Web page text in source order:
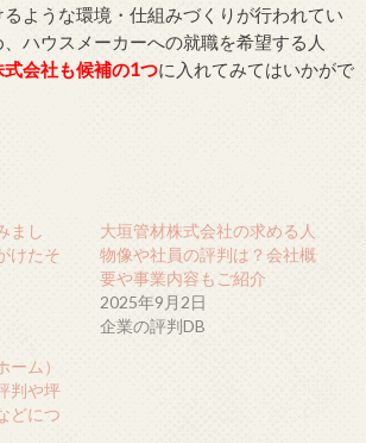
ような環境・仕組みづくりが行われてい
ハウスメーカーへの就職を希望する人
会社も候補の1つに入れてみてはいかがで
まし
けたそ
大垣管材株式会社の求める人
物像や社員の評判は？会社概
要や事業内容もご紹介
2025年9月2日
企業の評判DB
ム）
判や坪
どにつ